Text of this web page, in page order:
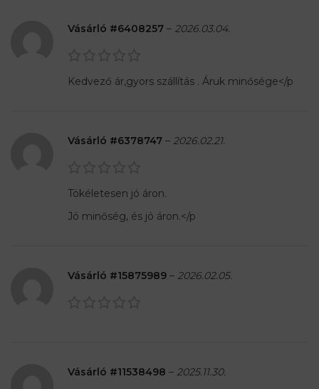
Vásárló #6408257 – 2026.03.04.
Kedvező ár,gyors szállítás . Áruk minősége</p
Vásárló #6378747 – 2026.02.21.
Tökéletesen jó áron.
Jó minőség, és jó áron.</p
Vásárló #15875989 – 2026.02.05.
Vásárló #11538498 – 2025.11.30.